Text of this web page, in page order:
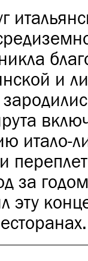
и
итало-
за
эту